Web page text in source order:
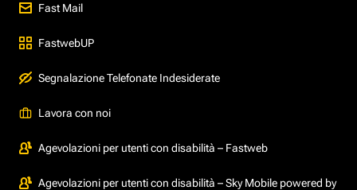
Fast Mail
FastwebUP
Segnalazione Telefonate Indesiderate
Lavora con noi
Agevolazioni per utenti con disabilità – Fastweb
Agevolazioni per utenti con disabilità – Sky Mobile powered by